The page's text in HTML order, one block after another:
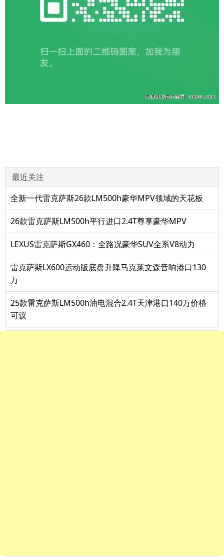
最近关注
全新一代雷克萨斯26款LM500h豪华MPV领域的天花板
26款雷克萨斯LM500h平行进口2.4T尊享豪华MPV
LEXUS雷克萨斯GX460：全路况豪华SUV全系V8动力
雷克萨斯LX600运动版底盘升降马克莱文森音响港口130
万
25款雷克萨斯LM500h油电混合2.4T天津港口140万价格
可议